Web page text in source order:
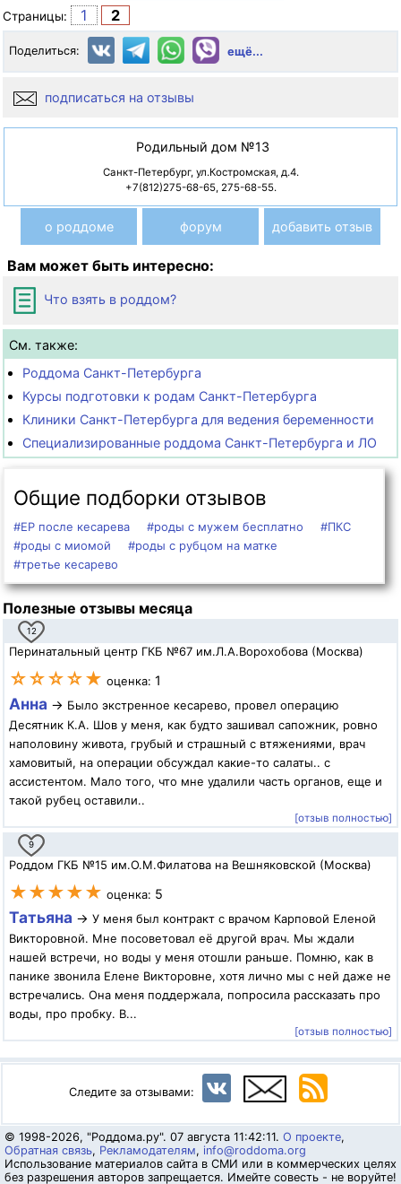
Страницы: 1 2
Поделиться: ещё...
подписаться на отзывы
Родильный дом №13
Санкт-Петербург, ул.Костромская, д.4.
+7(812)275-68-65, 275-68-55.
о роддоме форум добавить отзыв
Вам может быть интересно:
Что взять в роддом?
См. также:
Роддома Санкт-Петербурга
Курсы подготовки к родам Санкт-Петербурга
Клиники Санкт-Петербурга для ведения беременности
Специализированные роддома Санкт-Петербурга и ЛО
Общие подборки отзывов
#ЕР после кесарева #роды с мужем бесплатно
#ПКС
#роды с миомой
#роды с рубцом на матке
#третье кесарево
Полезные отзывы месяца
12
Перинатальный центр ГКБ №67 им.Л.А.Ворохобова (Москва)
☆☆☆☆★ оценка: 1
Анна → Было экстренное кесарево, провел операцию
Десятник К.А. Шов у меня, как будто зашивал сапожник, ровно
наполовину живота, грубый и страшный с втяжениями, врач
хамовитый, на операции обсуждал какие-то салаты.. с
ассистентом. Мало того, что мне удалили часть органов, еще и
такой рубец оставили..
[отзыв полностью]
9
Роддом ГКБ №15 им.О.М.Филатова на Вешняковской (Москва)
★★★★★ оценка: 5
Татьяна → У меня был контракт с врачом Карповой Еленой
Викторовной. Мне посоветовал её другой врач. Мы ждали
нашей встречи, но воды у меня отошли раньше. Помню, как в
панике звонила Елене Викторовне, хотя лично мы с ней даже не
встречались. Она меня поддержала, попросила рассказать про
воды, про пробку. В...
[отзыв полностью]
Следите за отзывами:
© 1998-2026, "Роддома.ру". 07 августа 11:42:11. О проекте,
Обратная связь, Рекламодателям, info@roddoma.org
Использование материалов сайта в СМИ или в коммерческих целях
без разрешения авторов запрещается. Имейте совесть - не воруйте!